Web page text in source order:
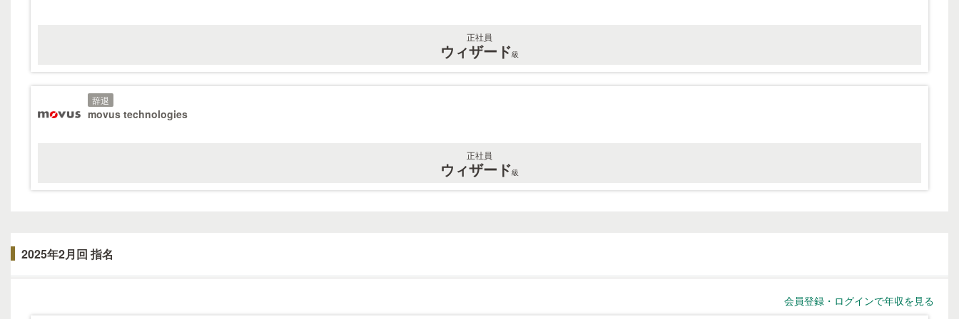
正社員
ウィザード級
辞退
movus technologies
正社員
ウィザード級
2025年2月回 指名
会員登録・ログインで年収を見る